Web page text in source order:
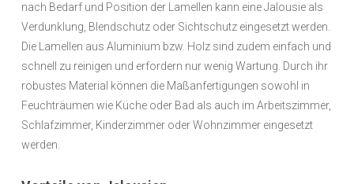
nach Bedarf und Position der Lamellen kann eine Jalousie als
Verdunklung, Blendschutz oder Sichtschutz eingesetzt werden.
Die Lamellen aus Aluminium bzw. Holz sind zudem einfach und
schnell zu reinigen und erfordern nur wenig Wartung. Durch ihr
robustes Material können die Maßanfertigungen sowohl in
Feuchträumen wie Küche oder Bad als auch im Arbeitszimmer,
Schlafzimmer, Kinderzimmer oder Wohnzimmer eingesetzt
werden.